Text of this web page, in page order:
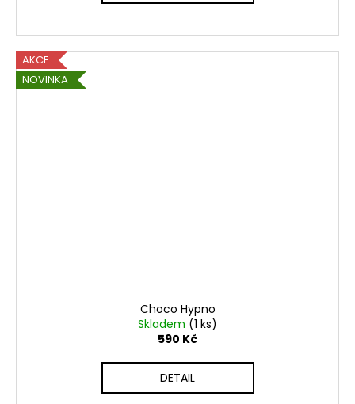
AKCE
NOVINKA
Choco Hypno
Skladem (1 ks)
590 Kč
DETAIL